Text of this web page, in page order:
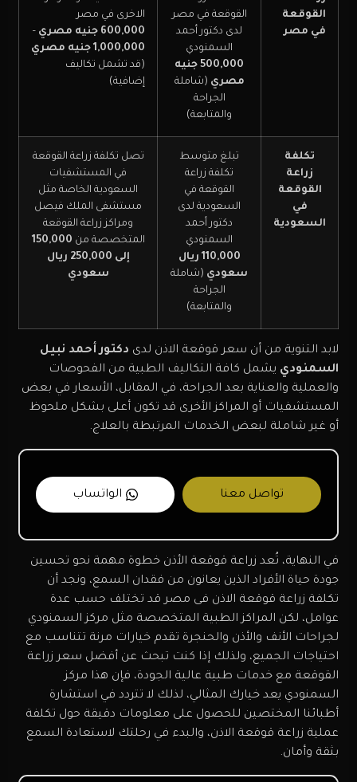
القوقعة
في مصر
القوقعة في مصر
لدى دكتور أحمد
السمنودي
500,000 جنيه
مصري (شاملة
الجراحة
والمتابعة)
الاخرى في مصر
600,000 جنيه مصري –
1,000,000 جنيه مصري
(قد تشمل تكاليف
إضافية)
تكلفة
زراعة
القوقعة
في
السعودية
تبلغ متوسط
تكلفة زراعة
القوقعة في
السعودية لدى
دكتور أحمد
السمنودي
110,000 ريال
سعودي (شاملة
الجراحة
والمتابعة)
تصل تكلفة زراعة القوقعة
في المستشفيات
السعودية الخاصة مثل
مستشفى الملك فيصل
ومراكز زراعة القوقعة
المتخصصة من 150,000
إلى 250,000 ريال
سعودي
لابد التنوية من أن سعر قوقعة الاذن لدى دكتور أحمد نبيل
السمنودي يشمل كافة التكاليف الطبية من الفحوصات
والعملية والعناية بعد الجراحة، في المقابل، الأسعار في بعض
المستشفيات أو المراكز الأخرى قد تكون أعلى بشكل ملحوظ
أو غير شاملة لبعض الخدمات المرتبطة بالعلاج.
تواصل معنا الواتساب
في النهاية، تُعد زراعة قوقعة الأذن خطوة مهمة نحو تحسين
جودة حياة الأفراد الذين يعانون من فقدان السمع، ونجد أن
تكلفة زراعة قوقعة الاذن فى مصر قد تختلف حسب عدة
عوامل، لكن المراكز الطبية المتخصصة مثل مركز السمنودي
لجراحات الأنف والأذن والحنجرة تقدم خيارات مرنة تتناسب مع
احتياجات الجميع، ولذلك إذا كنت تبحث عن أفضل سعر زراعة
القوقعة مع خدمات طبية عالية الجودة، فإن هذا مركز
السمنودي يعد خيارك المثالي، لذلك لا تتردد في استشارة
أطبائنا المختصين للحصول على معلومات دقيقة حول تكلفة
عملية زراعة قوقعة الاذن، والبدء في رحلتك لاستعادة السمع
بثقة وأمان.